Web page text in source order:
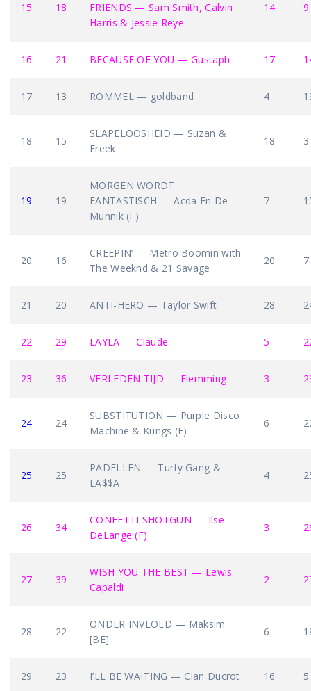
15 18
FRIENDS — Sam Smith, Calvin
Harris & Jessie Reye
14 9
16 21 BECAUSE OF YOU — Gustaph 17
17 13 ROMMEL — goldband 4
18 15
SLAPELOOSHEID — Suzan &
Freek
18 3
19 19
MORGEN WORDT
FANTASTISCH — Acda En De
Munnik (F)
7
20 16
CREEPIN’ — Metro Boomin with
The Weeknd & 21 Savage
20 7
21 20 ANTI-HERO — Taylor Swift 28
22 29 LAYLA — Claude 5
23 36 VERLEDEN TIJD — Flemming 3
24 24
SUBSTITUTION — Purple Disco
Machine & Kungs (F)
6
25 25
PADELLEN — Turfy Gang &
LA$$A
4
26 34
CONFETTI SHOTGUN — Ilse
DeLange (F)
3
27 39
WISH YOU THE BEST — Lewis
Capaldi
2
28 22
ONDER INVLOED — Maksim
[BE]
6
29 23 I’LL BE WAITING — Cian Ducrot 16 5